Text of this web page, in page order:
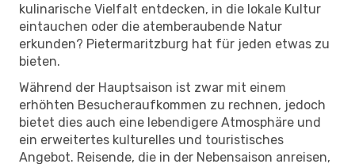
kulinarische Vielfalt entdecken, in die lokale Kultur
eintauchen oder die atemberaubende Natur
erkunden? Pietermaritzburg hat für jeden etwas zu
bieten.
Während der Hauptsaison ist zwar mit einem
erhöhten Besucheraufkommen zu rechnen, jedoch
bietet dies auch eine lebendigere Atmosphäre und
ein erweitertes kulturelles und touristisches
Angebot. Reisende, die in der Nebensaison anreisen,